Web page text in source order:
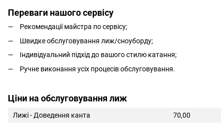
Переваги нашого сервісу
Рекомендації майстра по сервісу;
Швидке обслуговування лиж/сноуборду;
Індивідуальний підхід до вашого стилю катання;
Ручне виконання усіх процесів обслуговування.
Ціни на обслуговування лиж
Лижі - Доведення канта
70,00